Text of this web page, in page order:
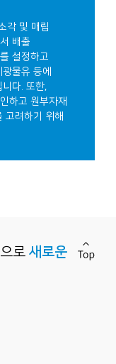
각 및 매립
배출
설정하고
물유 등에
다. 또한,
하고 원부자재
고려하기 위해
로 새로운